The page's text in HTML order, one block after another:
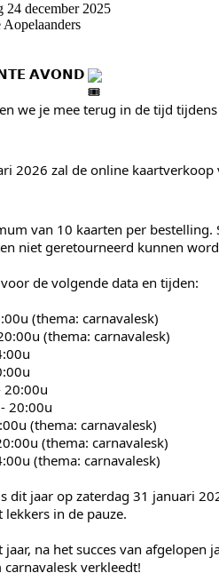
24 december 2025
𝗔𝗩𝗢𝗡𝗗
we je mee terug in de tijd
2026 zal de online
van 10 kaarten per
niet geretourneerd kunnen
de volgende data en tijden:
(thema: carnavalesk)
(thema: carnavalesk)
20:00u
20:00u
(thema: carnavalesk)
(thema: carnavalesk)
(thema: carnavalesk)
dit jaar op zaterdag 31 januari
in de pauze.
na het succes van
verkleedt!